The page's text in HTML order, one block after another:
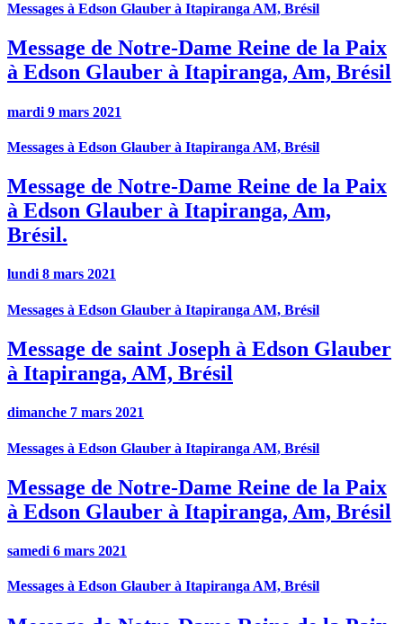
Messages à Edson Glauber à Itapiranga AM, Brésil
Message de Notre-Dame Reine de la Paix
à Edson Glauber à Itapiranga, Am, Brésil
mardi 9 mars 2021
Messages à Edson Glauber à Itapiranga AM, Brésil
Message de Notre-Dame Reine de la Paix
à Edson Glauber à Itapiranga, Am,
Brésil.
lundi 8 mars 2021
Messages à Edson Glauber à Itapiranga AM, Brésil
Message de saint Joseph à Edson Glauber
à Itapiranga, AM, Brésil
dimanche 7 mars 2021
Messages à Edson Glauber à Itapiranga AM, Brésil
Message de Notre-Dame Reine de la Paix
à Edson Glauber à Itapiranga, Am, Brésil
samedi 6 mars 2021
Messages à Edson Glauber à Itapiranga AM, Brésil